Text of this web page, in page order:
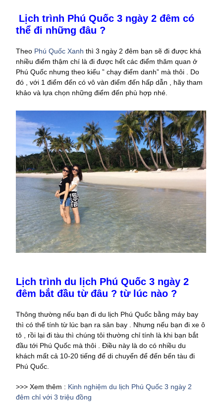
Lịch trình Phú Quốc 3 ngày 2 đêm có
thể đi những đâu ?
Theo Phú Quốc Xanh thì 3 ngày 2 đêm bạn sẽ đi được khá
nhiều điểm thậm chí là đi được hết các điểm thăm quan ở
Phú Quốc nhưng theo kiểu ” chạy điểm danh” mà thôi . Do
đó , với 1 điểm đến có vô vàn điểm đến hấp dẫn , hãy tham
khảo và lựa chọn những điểm đến phù hợp nhé.
Lịch trình du lịch Phú Quốc 3 ngày 2
đêm bắt đầu từ đâu ? từ lúc nào ?
Thông thường nếu bạn đi du lịch Phú Quốc bằng máy bay
thì có thể tính từ lúc bạn ra sân bay . Nhưng nếu bạn đi xe ô
tô , rồi lại đi tàu thì chúng tôi thường chỉ tính là khi bạn bắt
đầu tới Phú Quốc mà thôi . Điều này là do có nhiều du
khách mất cả 10-20 tiếng để di chuyển để đến bến tàu đi
Phú Quốc.
>>> Xem thêm : Kinh nghiệm du lịch Phú Quốc 3 ngày 2
đêm chỉ với 3 triệu đồng